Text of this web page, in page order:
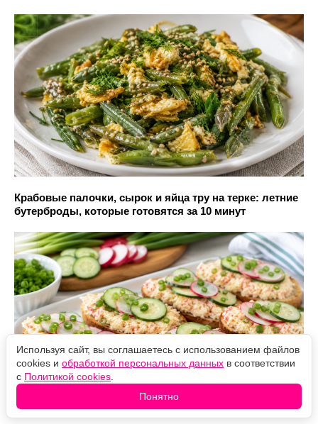
Крабовые палочки, сырок и яйца тру на терке: летние
бутерброды, которые готовятся за 10 минут
Используя сайт, вы соглашаетесь с использованием файлов
cookies и обработкой персональных данных в соответствии
с Политикой cookies
Понятно